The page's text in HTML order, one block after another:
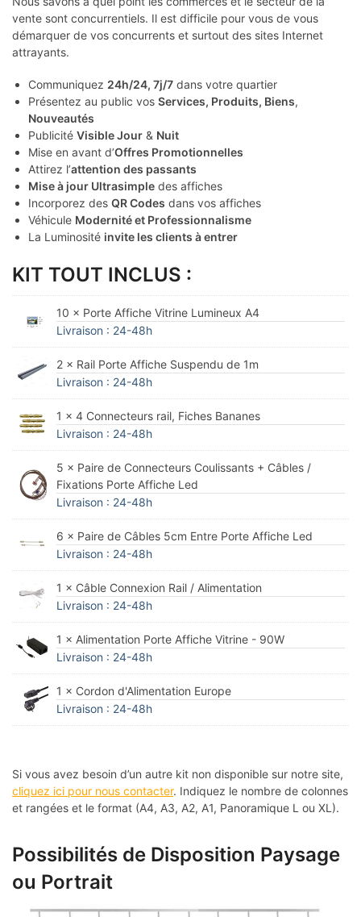
vente sont concurrentiels. Il est difficile pour vous de vous
démarquer de vos concurrents et surtout des sites Internet
attrayants.
Communiquez 24h/24, 7j/7 dans votre quartier
Présentez au public vos Services, Produits, Biens,
Nouveautés
Publicité Visible Jour & Nuit
Mise en avant d’Offres Promotionnelles
Attirez l’attention des passants
Mise à jour Ultrasimple des affiches
Incorporez des QR Codes dans vos affiches
Véhicule Modernité et Professionnalisme
La Luminosité invite les clients à entrer
KIT TOUT INCLUS :
10 × Porte Affiche Vitrine Lumineux A4
Livraison : 24-48h
2 × Rail Porte Affiche Suspendu de 1m
Livraison : 24-48h
1 × 4 Connecteurs rail, Fiches Bananes
Livraison : 24-48h
5 × Paire de Connecteurs Coulissants + Câbles /
Fixations Porte Affiche Led
Livraison : 24-48h
6 × Paire de Câbles 5cm Entre Porte Affiche Led
Livraison : 24-48h
1 × Câble Connexion Rail / Alimentation
Livraison : 24-48h
1 × Alimentation Porte Affiche Vitrine - 90W
Livraison : 24-48h
1 × Cordon d'Alimentation Europe
Livraison : 24-48h
Si vous avez besoin d’un autre kit non disponible sur notre site,
cliquez ici pour nous contacter. Indiquez le nombre de colonnes
et rangées et le format (A4, A3, A2, A1, Panoramique L ou XL).
Possibilités de Disposition Paysage
ou Portrait